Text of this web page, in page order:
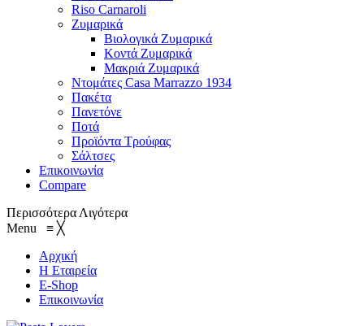
Riso Carnaroli
Ζυμαρικά
Βιολογικά Ζυμαρικά
Κοντά Ζυμαρικά
Μακριά Ζυμαρικά
Ντομάτες Casa Marrazzo 1934
Πακέτα
Πανετόνε
Ποτά
Προϊόντα Τρούφας
Σάλτσες
Επικοινωνία
Compare
ΠερισσότεραΛιγότερα
Menu ≡ ╳
Αρχική
Η Εταιρεία
E-Shop
Επικοινωνία